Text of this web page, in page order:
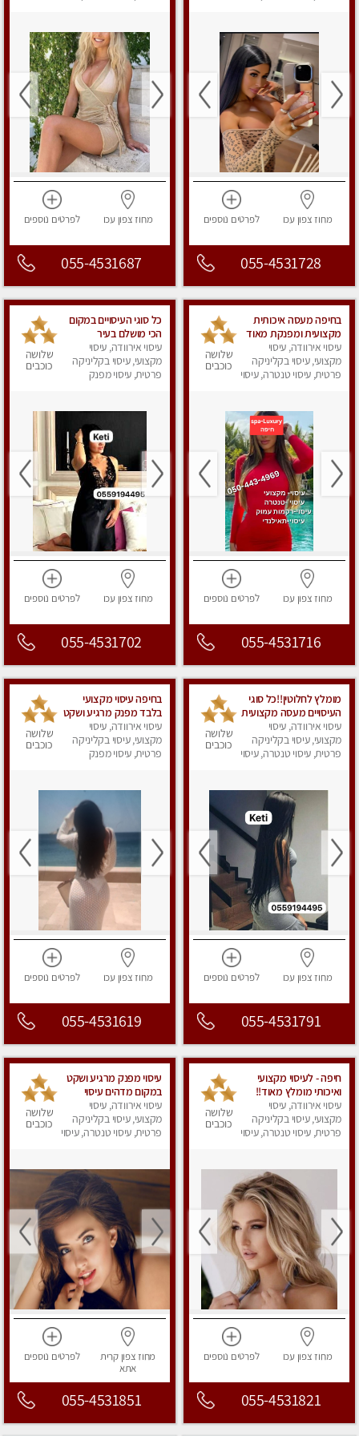
מחוז צפוןעכו לפרטים נוספים
055-4531728
מחוז צפוןעכו לפרטים נוספים
055-4531687
בחיפה מעסה איכותית
מקצועית ומפנקת מאוד
עיסוי אירוודה, עיסוי
מקצועי, עיסוי בקליניקה
פרטית, עיסוי טנטרה, עיסוי
שלושה
כוכבים
מחוז צפוןעכו לפרטים נוספים
055-4531716
כל סוגי העיסויים במקום
הכי מושלם בעיר
עיסוי אירוודה, עיסוי
מקצועי, עיסוי בקליניקה
פרטית, עיסוי מפנק
שלושה
כוכבים
מחוז צפוןעכו לפרטים נוספים
055-4531702
מומלץ לחלוטין!!כל סוגי
העיסויים מעסה מקצועית
ואיכותית פרטי!!! בקריות
עיסוי אירוודה, עיסוי
מקצועי, עיסוי בקליניקה
פרטית, עיסוי טנטרה, עיסוי
שלושה
כוכבים
מחוז צפוןעכו לפרטים נוספים
055-4531791
בחיפה עיסוי מקצועי
בלבד מפנק מרגיע ושקט
.. ללא מין !!
עיסוי אירוודה, עיסוי
מקצועי, עיסוי בקליניקה
פרטית, עיסוי מפנק
שלושה
כוכבים
מחוז צפוןעכו לפרטים נוספים
055-4531619
חיפה - לעיסוי מקצועי
ואיכותי מומלץ מאוד!!
ממתינה לך שתגיע
בחיפה מעסה פרטית בוא
ותבין מזה עיסוי מפנק …
עיסוי אירוודה, עיסוי
מקצועי, עיסוי בקליניקה
פרטית, עיסוי טנטרה, עיסוי
שלושה
כוכבים
מחוז צפוןעכו לפרטים נוספים
055-4531821
עיסוי מפנק מרגיע ושקט
במקום מדהים עיסוי
מושקע מאוד
עיסוי אירוודה, עיסוי
מקצועי, עיסוי בקליניקה
פרטית, עיסוי טנטרה, עיסוי
שלושה
כוכבים
מחוז צפוןקרית
אתא
לפרטים נוספים
055-4531851